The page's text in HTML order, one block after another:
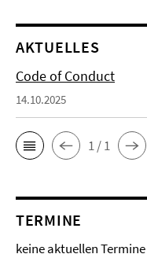
AKTUELLES
Code of Conduct
14.10.2025
1 / 1
TERMINE
keine aktuellen Termine